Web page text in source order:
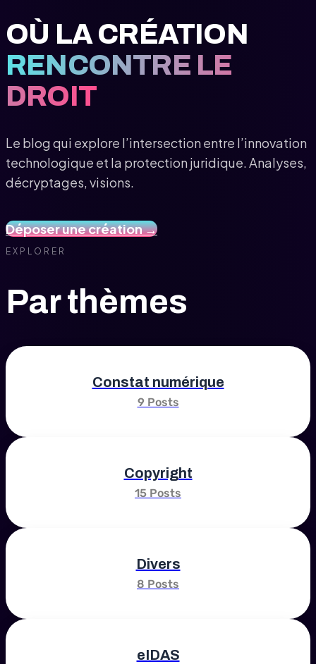
OÙ LA CRÉATION
RENCONTRE LE
DROIT
Le blog qui explore l’intersection entre l’innovation
technologique et la protection juridique. Analyses,
décryptages, visions.
Déposer une création →
EXPLORER
Par thèmes
Constat numérique
9 Posts
Copyright
15 Posts
Divers
8 Posts
eIDAS